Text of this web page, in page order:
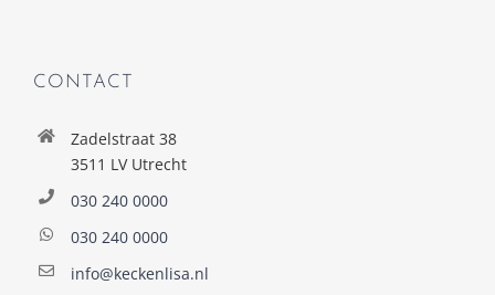
CONTACT
Zadelstraat 38
3511 LV Utrecht
030 240 0000
030 240 0000
info@keckenlisa.nl